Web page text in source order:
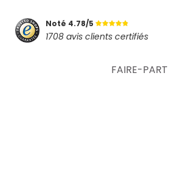
Noté 4.78/5
1708 avis clients certifiés
FAIRE-PART